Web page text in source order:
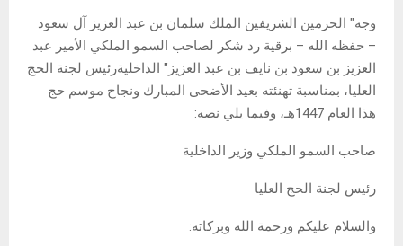
وجه" الحرمين الشريفين الملك سلمان بن عبد العزيز آل سعود
– حفظه الله – برقية رد شكر لصاحب السمو الملكي الأمير عبد
العزيز بن سعود بن نايف بن عبد العزيز" الداخليةرئيس لجنة الحج
العليا، بمناسبة تهنئته بعيد الأضحى المبارك ونجاح موسم حج
هذا العام 1447هـ، وفيما يلي نصه:
صاحب السمو الملكي وزير الداخلية
رئيس لجنة الحج العليا
والسلام عليكم ورحمة الله وبركاته: